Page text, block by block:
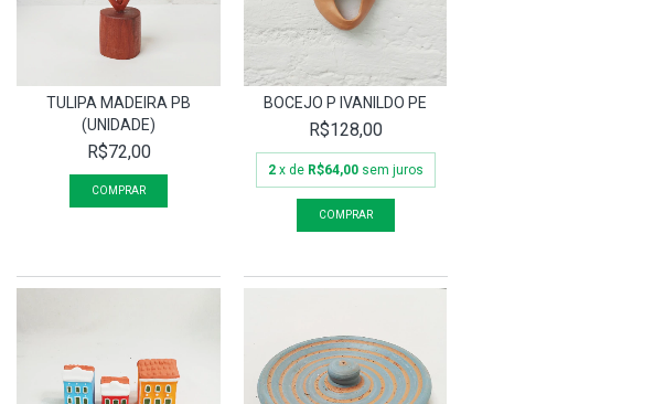
TULIPA MADEIRA PB
(UNIDADE)
R$72,00
BOCEJO P IVANILDO PE
R$128,00
2 x de R$64,00 sem juros